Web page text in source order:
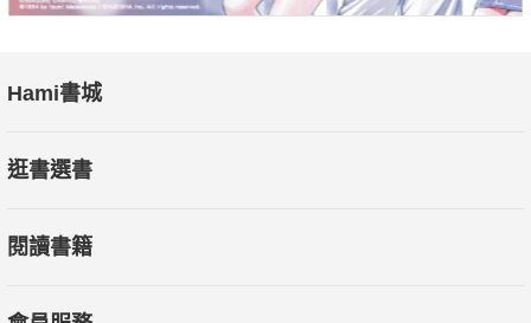
（依姓氏筆劃順序排列）
下愚蠢的錯，不但可以避免痛苦，還能減少意外的產生。懂得信
茫人海中自在獨行，不受現代性的自戀病所牽絆。
果所寫出來的文章，宛如一盞盞手電筒，照亮人生的不同黑暗角
Hami書城
逛書選書
閱讀書籍